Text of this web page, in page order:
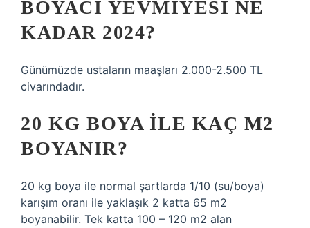
BOYACI YEVMIYESI NE
KADAR 2024?
Günümüzde ustaların maaşları 2.000-2.500 TL
civarındadır.
20 KG BOYA ILE KAÇ M2
BOYANIR?
20 kg boya ile normal şartlarda 1/10 (su/boya)
karışım oranı ile yaklaşık 2 katta 65 m2
boyanabilir. Tek katta 100 – 120 m2 alan